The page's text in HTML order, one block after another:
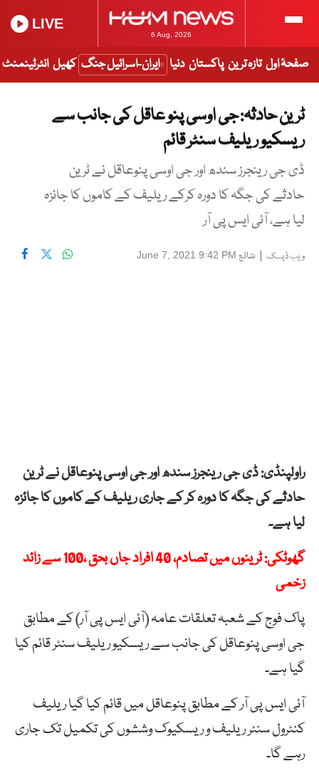
6 Aug, 2026
LIVE
صفحۂ اول تازہ ترین پاکستان دنیا ایران-اسرائیل جنگ کھیل انٹرٹینمنٹ
ٹرین حادثہ: جی اوسی پنو عاقل کی جانب سے
ریسکیو ریلیف سنٹر قائم
ڈی جی رینجرز سندھ اور جی اوسی پنوعاقل نے ٹرین
حادثے کی جگہ کا دورہ کرکے ریلیف کے کاموں کا جائزہ
لیا ہے، آئی ایس پی آر
ویب ڈیسک | شائع June 7, 2021 9:42 PM
راولپنڈی: ڈی جی رینجرز سندھ اور جی اوسی پنوعاقل نے ٹرین
حادثے کی جگہ کا دورہ کر کے جاری ریلیف کے کاموں کا جائزہ
لیا ہے۔
گھوٹکی: ٹرینوں میں تصادم، 40 افراد جاں بحق ،100 سے زائد
زخمی
پاک فوج کے شعبہ تعلقات عامہ (آئی ایس پی آر) کے مطابق
جی اوسی پنوعاقل کی جانب سے ریسکیو ریلیف سنٹر قائم کیا
گیا ہے۔
آئی ایس پی آر کے مطابق پنوعاقل میں قائم کیا گیا ریلیف
کنٹرول سنٹر ریلیف و ریسکیوک وششوں کی تکمیل تک جاری
رہے گا۔